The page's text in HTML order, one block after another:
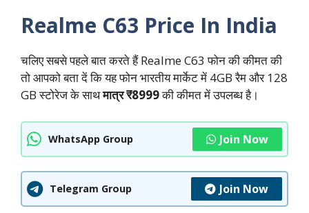
Realme C63 Price In India
चलिए सबसे पहले बात करते हैं Realme C63 फोन की कीमत की
तो आपको बता दें कि यह फोन भारतीय मार्केट में 4GB रैम और 128
GB स्टोरेज के साथमात्र ₹8999की कीमत में उपलब्ध है।
WhatsApp Group Join Now
Telegram Group Join Now